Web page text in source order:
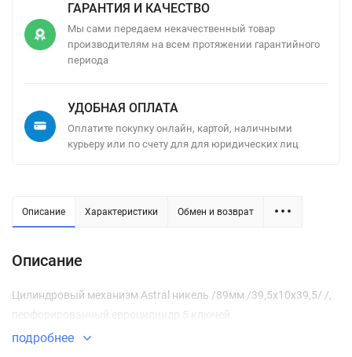
ГАРАНТИЯ И КАЧЕСТВО
Мы сами передаем некачественный товар
производителям на всем протяжении гарантийного
периода
УДОБНАЯ ОПЛАТА
Оплатите покупку онлайн, картой, наличными
курьеру или по счету для для юридических лиц
Описание Характеристики Обмен и возврат
Описание
Цилиндровый механизм Astral никель /89мм /39,5х10х39,5/ /,
перфорированный евроцилиндр 5 ключей.
подробнее